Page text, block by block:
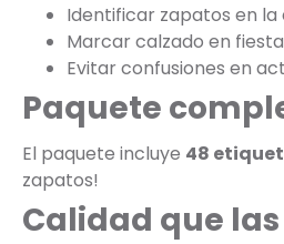
Identificar zapatos en la
Marcar calzado en
Evitar confusiones en
Paquete
El paquete incluye 48
zapatos!
Calidad que